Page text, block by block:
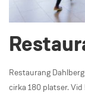
Restaurang
cirka 180 platser.